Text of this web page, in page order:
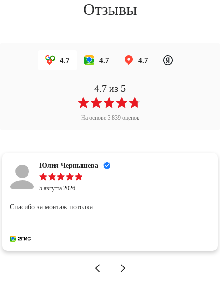
Отзывы
4.7 4.7 4.7
4.7 из 5
На основе 3 839оценок
Юлия Чернышева
5 августа 2026
Спасибо за монтаж потолка